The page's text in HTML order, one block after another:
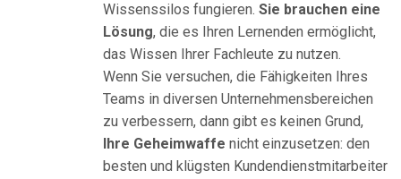
Wissenssilos fungieren. Sie brauchen eine
Lösung, die es Ihren Lernenden ermöglicht,
das Wissen Ihrer Fachleute zu nutzen.
Wenn Sie versuchen, die Fähigkeiten Ihres
Teams in diversen Unternehmensbereichen
zu verbessern, dann gibt es keinen Grund,
Ihre Geheimwaffe nicht einzusetzen: den
besten und klügsten Kundendienstmitarbeiter